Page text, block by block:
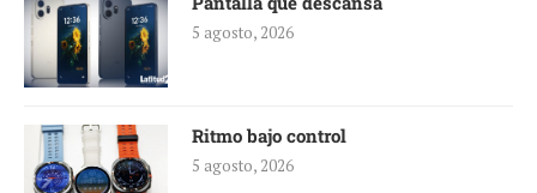
5 agosto, 2026
Ritmo bajo control
5 agosto, 2026